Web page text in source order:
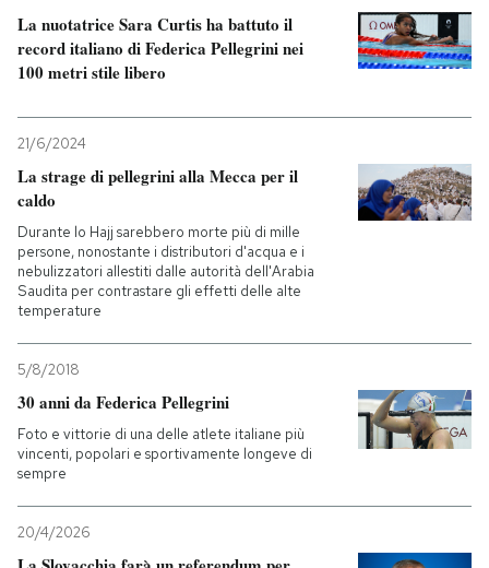
La nuotatrice Sara Curtis ha battuto il
record italiano di Federica Pellegrini nei
100 metri stile libero
21/6/2024
La strage di pellegrini alla Mecca per il
caldo
Durante lo Hajj sarebbero morte più di mille
persone, nonostante i distributori d'acqua e i
nebulizzatori allestiti dalle autorità dell'Arabia
Saudita per contrastare gli effetti delle alte
temperature
5/8/2018
30 anni da Federica Pellegrini
Foto e vittorie di una delle atlete italiane più
vincenti, popolari e sportivamente longeve di
sempre
20/4/2026